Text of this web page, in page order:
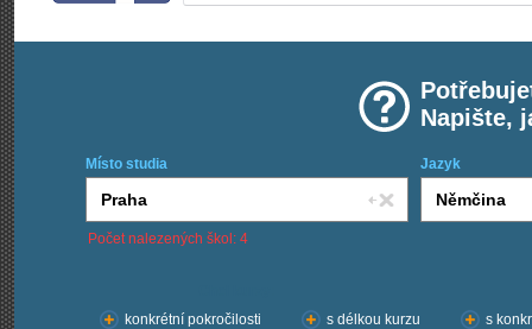
Napište,
Místo studia Jazyk
Počet nalezených škol: 4
konkrétní pokročilosti
s délkou kurzu s